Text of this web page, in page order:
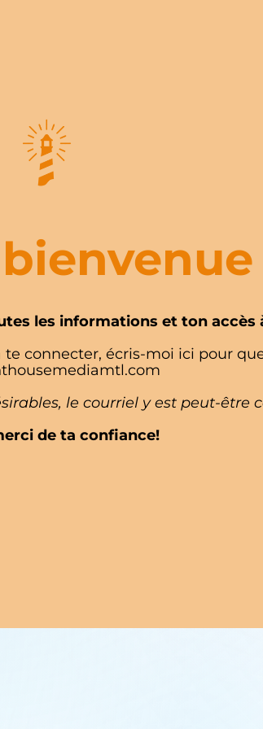
les informations et ton accès
connecter, écris-moi ici pour
le courriel y est peut-être
de ta confiance!